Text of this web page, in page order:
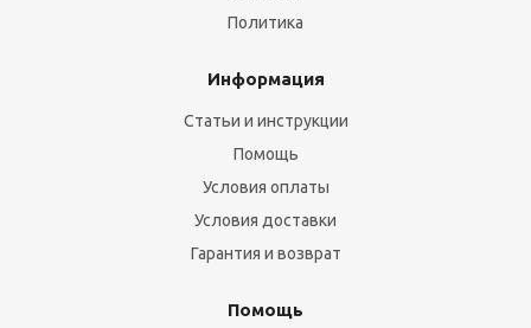
Политика
Информация
Статьи и инструкции
Помощь
Условия оплаты
Условия доставки
Гарантия и возврат
Помощь